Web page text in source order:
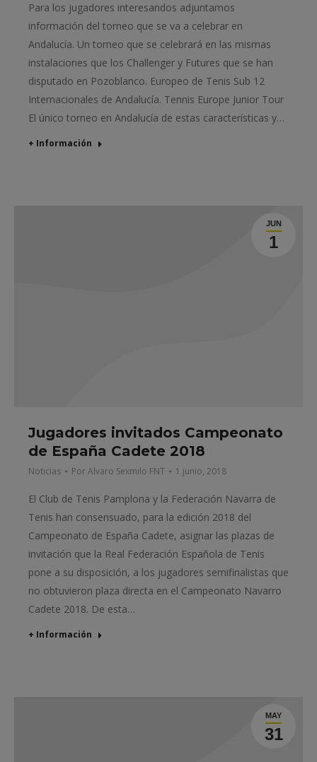
Para los jugadores interesandos adjuntamos
información del torneo que se va a celebrar en
Andalucía. Un torneo que se celebrará en las mismas
instalaciones que los Challenger y Futures que se han
disputado en Pozoblanco. Europeo de Tenis Sub 12
Internacionales de Andalucía. Tennis Europe Junior Tour
El único torneo en Andalucía de estas características y…
+ Información
JUN
1
Jugadores invitados Campeonato
de España Cadete 2018
Noticias PorAlvaro Sexmilo FNT 1 junio, 2018
El Club de Tenis Pamplona y la Federación Navarra de
Tenis han consensuado, para la edición 2018 del
Campeonato de España Cadete, asignar las plazas de
invitación que la Real Federación Española de Tenis
pone a su disposición, a los jugadores semifinalistas que
no obtuvieron plaza directa en el Campeonato Navarro
Cadete 2018. De esta…
+ Información
MAY
31